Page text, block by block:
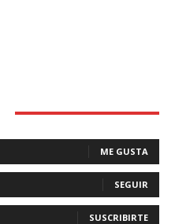
ME GUSTA
SEGUIR
SUSCRIBIRTE